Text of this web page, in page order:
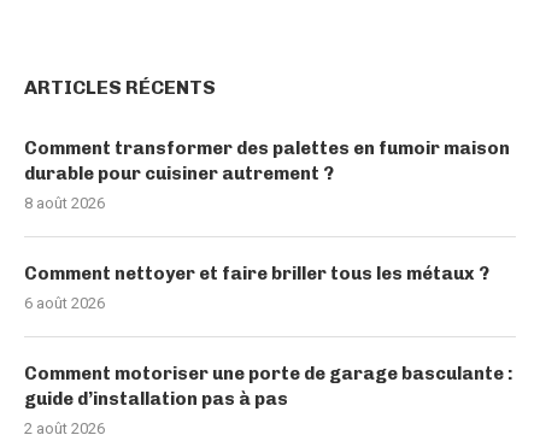
ARTICLES RÉCENTS
Comment transformer des palettes en fumoir maison
durable pour cuisiner autrement ?
8 août 2026
Comment nettoyer et faire briller tous les métaux ?
6 août 2026
Comment motoriser une porte de garage basculante :
guide d’installation pas à pas
2 août 2026